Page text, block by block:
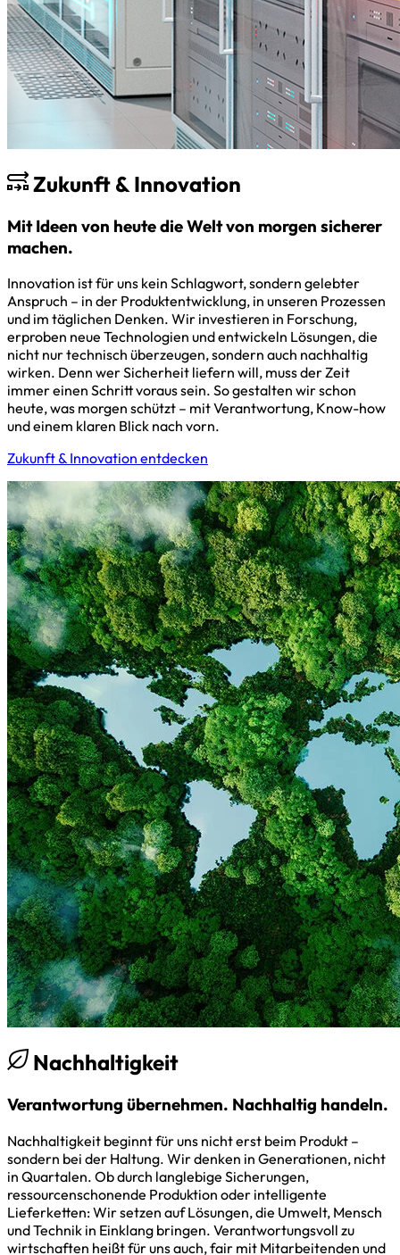
Zukunft & Innovation
Mit Ideen von heute die Welt von morgen sicherer
machen.
Innovation ist für uns kein Schlagwort, sondern gelebter
Anspruch – in der Produktentwicklung, in unseren Prozessen
und im täglichen Denken. Wir investieren in Forschung,
erproben neue Technologien und entwickeln Lösungen, die
nicht nur technisch überzeugen, sondern auch nachhaltig
wirken. Denn wer Sicherheit liefern will, muss der Zeit
immer einen Schritt voraus sein. So gestalten wir schon
heute, was morgen schützt – mit Verantwortung, Know-how
und einem klaren Blick nach vorn.
Zukunft & Innovation entdecken
Nachhaltigkeit
Verantwortung übernehmen. Nachhaltig handeln.
Nachhaltigkeit beginnt für uns nicht erst beim Produkt –
sondern bei der Haltung. Wir denken in Generationen, nicht
in Quartalen. Ob durch langlebige Sicherungen,
ressourcenschonende Produktion oder intelligente
Lieferketten: Wir setzen auf Lösungen, die Umwelt, Mensch
und Technik in Einklang bringen. Verantwortungsvoll zu
wirtschaften heißt für uns auch, fair mit Mitarbeitenden und